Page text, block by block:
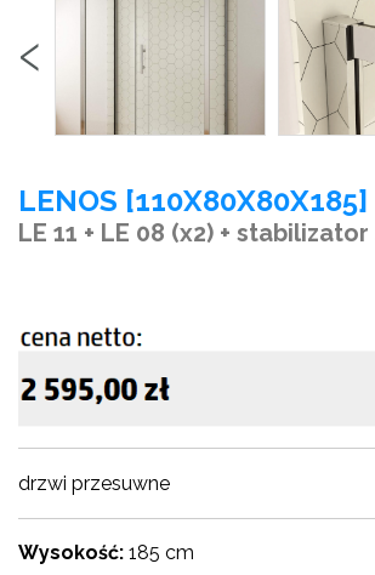
‹
LENOS [110X80X80X185]
LE 11 + LE 08 (x2) + stabilizator
drzwi przesuwne
Wysokość: 185 cm